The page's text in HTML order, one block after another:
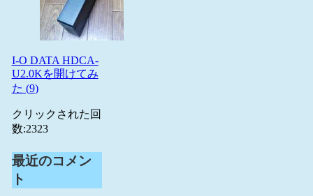
I-O DATA HDCA-
U2.0Kを開けてみ
た (9)
クリックされた回
数:2323
最近のコメン
ト